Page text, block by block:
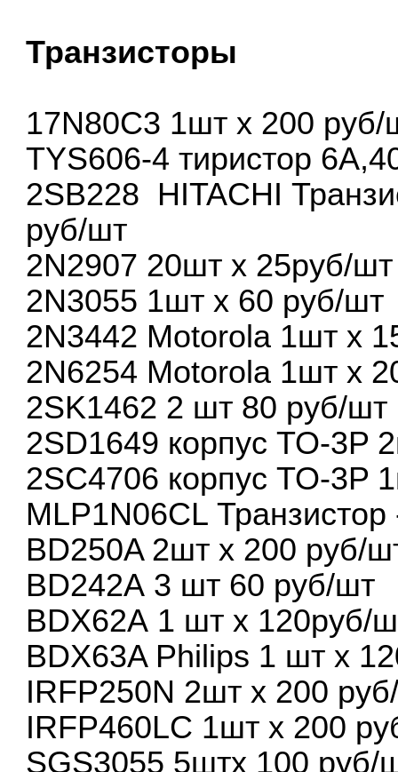
Транзисторы
17N80C3 1шт х 200 руб/
TYS606-4 тиристор
2SВ228 HITACHI
руб/шт
2N2907 20шт х 25руб/шт
2N3055 1шт х 60 руб/шт
2N3442 Motorola 1шт х
2N6254 Motorola 1шт х
2SK1462 2 шт 80 руб/шт
2SD1649 корпус TO-3P
2SС4706 корпус TO-3P
MLP1N06CL
BD250A 2шт х 200 руб/
BD242А 3 шт 60 руб/шт
ВDX62А 1 шт х 120руб/
BDX63A Philips 1 шт х
IRFP250N 2шт х 200
IRFP460LC 1шт х 200
SGS3055 5штх 100 руб/